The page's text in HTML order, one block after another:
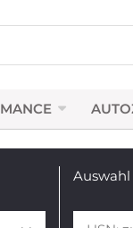
Auswahl